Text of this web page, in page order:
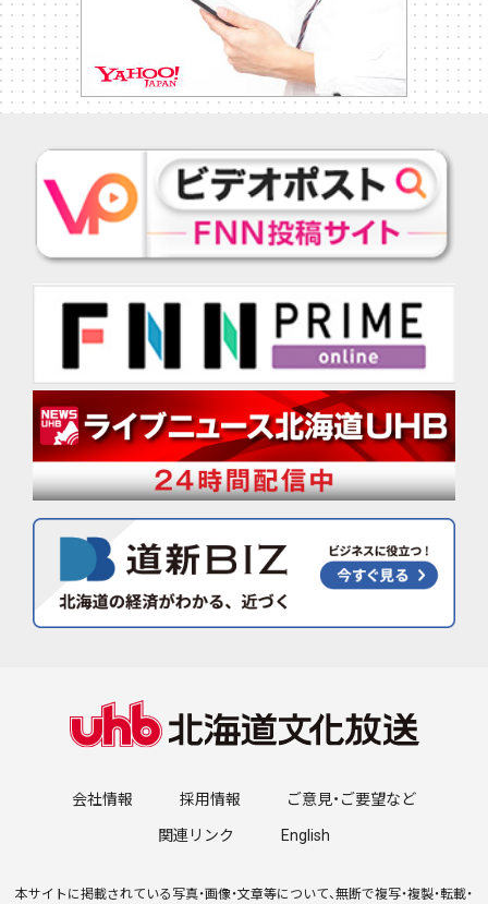
会社情報 採用情報 ご意見・ご要望など
関連リンク English
本サイトに掲載されている写真・画像・文章等について、無断で複写・複製・転載・